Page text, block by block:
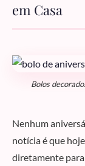
em Casa
Bolos
Nenhum
notícia é que
diretamente